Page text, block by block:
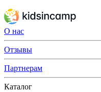
О нас
Отзывы
Партнерам
Каталог